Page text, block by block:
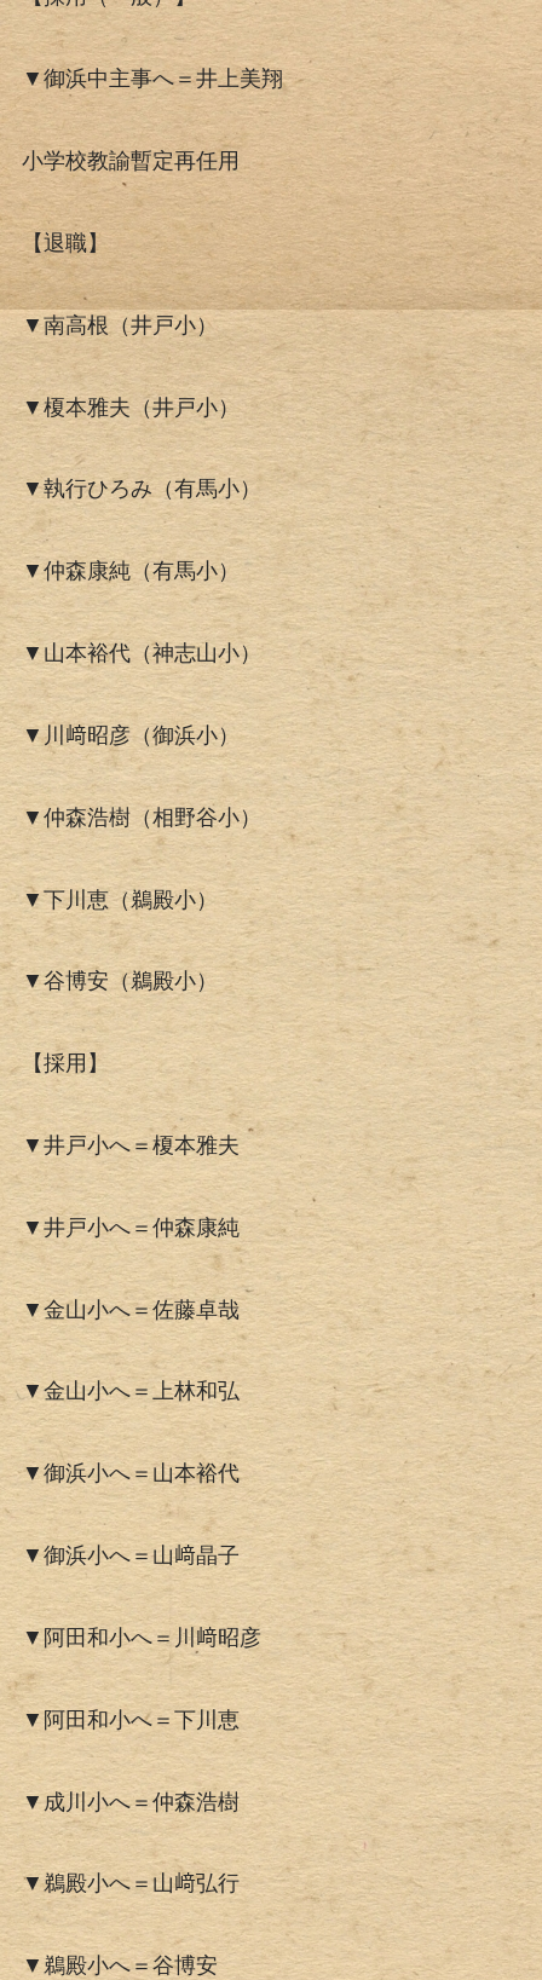
▼御浜中主事へ＝井上美翔
小学校教諭暫定再任用
【退職】
▼南高根（井戸小）
▼榎本雅夫（井戸小）
▼執行ひろみ（有馬小）
▼仲森康純（有馬小）
▼山本裕代（神志山小）
▼川﨑昭彦（御浜小）
▼仲森浩樹（相野谷小）
▼下川恵（鵜殿小）
▼谷博安（鵜殿小）
【採用】
▼井戸小へ＝榎本雅夫
▼井戸小へ＝仲森康純
▼金山小へ＝佐藤卓哉
▼金山小へ＝上林和弘
▼御浜小へ＝山本裕代
▼御浜小へ＝山﨑晶子
▼阿田和小へ＝川﨑昭彦
▼阿田和小へ＝下川恵
▼成川小へ＝仲森浩樹
▼鵜殿小へ＝山﨑弘行
▼鵜殿小へ＝谷博安